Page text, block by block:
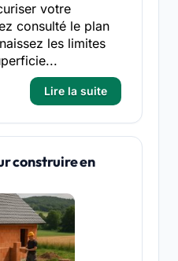
votre
consulté le plan
les limites
Lire la suite
construire en